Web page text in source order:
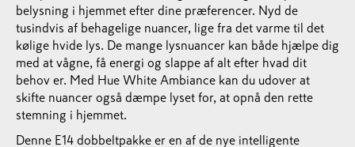
belysning i hjemmet efter dine præferencer. Nyd de
tusindvis af behagelige nuancer, lige fra det varme til det
kølige hvide lys. De mange lysnuancer kan både hjælpe dig
med at vågne, få energi og slappe af alt efter hvad dit
behov er. Med Hue White Ambiance kan du udover at
skifte nuancer også dæmpe lyset for, at opnå den rette
stemning i hjemmet.
Denne E14 dobbeltpakke er en af de nye intelligente